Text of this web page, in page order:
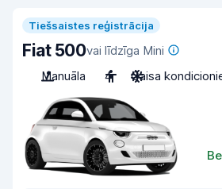
Tiešsaistes reģistrācija
Fiat 500vai līdzīga Mini
Manuāla
4 Gaisa